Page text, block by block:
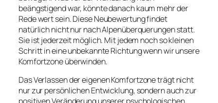
beängstigend war, könnte danach kaum mehr der
Rede wert sein. Diese Neubewertung findet
natürlich nicht nur nach Alpenüberquerungen statt.
Sie ist jederzeit möglich. Mit jedem noch so kleinen
Schritt in eine unbekannte Richtung wenn wir unsere
Komfortzone überwinden.
Das Verlassen der eigenen Komfortzone trägt nicht
nur zur persönlichen Entwicklung, sondern auch zur